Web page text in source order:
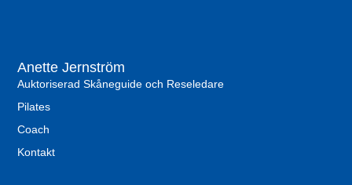
Anette Jernström
Auktoriserad Skåneguide och Reseledare
Pilates
Coach
Kontakt